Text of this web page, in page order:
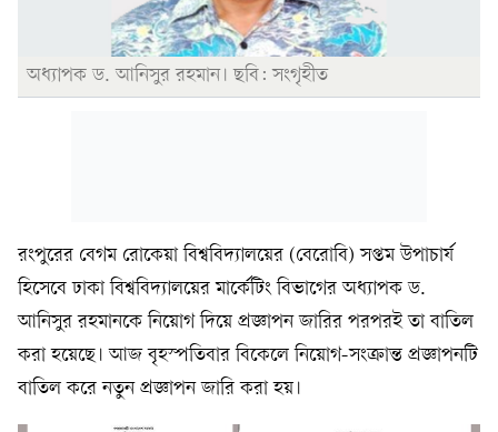
অধ্যাপক ড. আনিসুর রহমান। ছবি: সংগৃহীত
রংপুরের বেগম রোকেয়া বিশ্ববিদ্যালয়ের (বেরোবি) সপ্তম উপাচার্য
হিসেবে ঢাকা বিশ্ববিদ্যালয়ের মার্কেটিং বিভাগের অধ্যাপক ড.
আনিসুর রহমানকে নিয়োগ দিয়ে প্রজ্ঞাপন জারির পরপরই তা বাতিল
করা হয়েছে। আজ বৃহস্পতিবার বিকেলে নিয়োগ-সংক্রান্ত প্রজ্ঞাপনটি
বাতিল করে নতুন প্রজ্ঞাপন জারি করা হয়।